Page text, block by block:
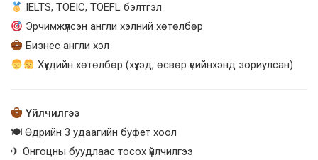
IELTS, TOEIC, TOEFL бэлтгэл
Эрчимжүүлсэн англи хэлний хөтөлбөр
Бизнес англи хэл
Хүүхдийн хөтөлбөр (хүүхэд, өсвөр үеийнхэнд зориулсан)
Үйлчилгээ
🍽 Өдрийн 3 удаагийн буфет хоол
✈ Онгоцны буудлаас тосох үйлчилгээ